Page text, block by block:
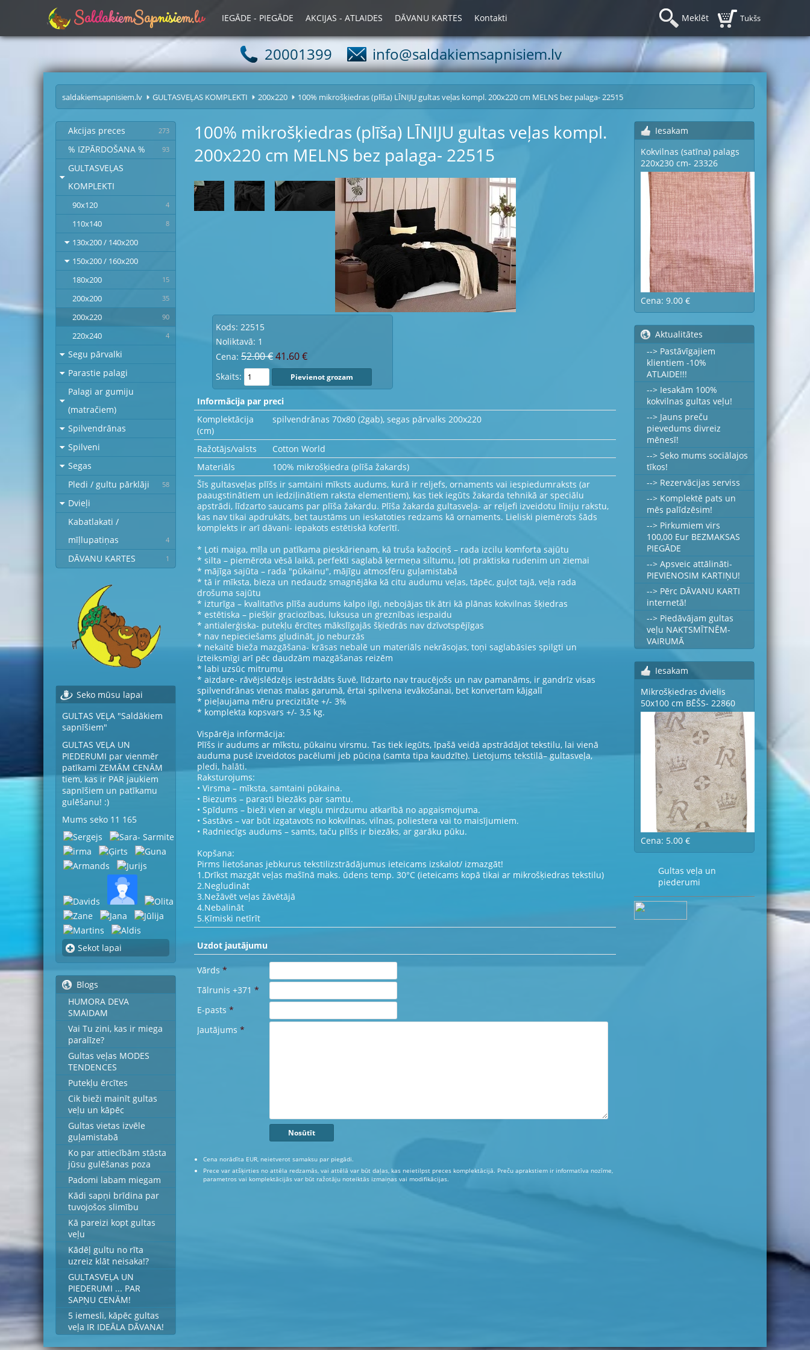
SaldakiemSapnisiem.lv IEGĀDE - PIEGĀDE AKCIJAS - ATLAIDES DĀVANU KARTES Kontakti Tukšs
Meklēt
20001399 info@saldakiemsapnisiem.lv
saldakiemsapnisiem.lv GULTASVEĻAS KOMPLEKTI 200x220 100% mikrošķiedras (plīša) LĪNIJU gultas veļas kompl. 200x220 cm MELNS bez palaga- 22515
Akcijas preces 273
% IZPĀRDOŠANA % 93
GULTASVEĻAS
KOMPLEKTI
90x120 4
110x140 8
130x200 / 140x200
150x200 / 160x200
180x200
15
200x200 35
200x220 90
220x240 4
Segu pārvalki
Parastie palagi
Palagi ar gumiju
(matračiem)
Spilvendrānas
Spilveni
Segas
Pledi / gultu pārklāji
58
Dvieļi
Kabatlakati /
mīļlupatiņas
4
DĀVANU KARTES 1
Seko mūsu lapai
GULTAS VEĻA "Saldākiem
sapnīšiem"
GULTAS VEĻA UN
PIEDERUMI par vienmēr
patīkami ZEMĀM CENĀM
tiem, kas ir PAR jaukiem
sapnīšiem un patīkamu
gulēšanu! :)
Mums seko 11 165
Sekot lapai
Blogs
HUMORA DEVA
SMAIDAM
Vai Tu zini, kas ir miega
paralīze?
Gultas veļas MODES
TENDENCES
Putekļu ērcītes
Cik bieži mainīt gultas
veļu un kāpēc
Gultas vietas izvēle
guļamistabā
Ko par attiecībām stāsta
jūsu gulēšanas poza
Padomi labam miegam
Kādi sapņi brīdina par
tuvojošos slimību
Kā pareizi kopt gultas
veļu
Kādēļ gultu no rīta
uzreiz klāt neisaka!?
GULTASVEĻA UN
PIEDERUMI ... PAR
SAPŅU CENĀM!
5 iemesli, kāpēc gultas
veļa IR IDEĀLA DĀVANA!
100% mikrošķiedras (plīša) LĪNIJU gultas veļas kompl.
200x220 cm MELNS bez palaga- 22515
Kods: 22515
Noliktavā: 1
Cena: 52.00 €41.60 €
Skaits:
Informācija par preci
Komplektācija
(cm)
spilvendrānas 70x80 (2gab), segas pārvalks 200x220
Ražotājs/valsts
Cotton World
Materiāls
100% mikrošķiedra (plīša žakards)
Šīs gultasveļas plīšs ir samtaini mīksts audums, kurā ir reljefs, ornaments vai iespiedumraksts (ar
paaugstinātiem un iedziļinātiem raksta elementiem), kas tiek iegūts žakarda tehnikā ar speciālu
apstrādi, līdzarto saucams par plīša žakardu. Plīša žakarda gultasveļa- ar reljefi izveidotu līniju rakstu,
kas nav tikai apdrukāts, bet taustāms un ieskatoties redzams kā ornaments. Lieliski piemērots šāds
komplekts ir arī dāvani- iepakots estētiskā koferītī.
* Ļoti maiga, mīļa un patīkama pieskārienam, kā truša kažociņš – rada izcilu komforta sajūtu
* silta – piemērota vēsā laikā, perfekti saglabā ķermeņa siltumu, ļoti praktiska rudenim un ziemai
* mājīga sajūta – rada "pūkainu", mājīgu atmosfēru guļamistabā
* tā ir mīksta, bieza un nedaudz smagnējāka kā citu audumu veļas, tāpēc, guļot tajā, veļa rada
drošuma sajūtu
* izturīga – kvalitatīvs plīša audums kalpo ilgi, nebojājas tik ātri kā plānas kokvilnas šķiedras
* estētiska – piešķir graciozības, luksusa un greznības iespaidu
* antialerģiska- putekļu ērcītes mākslīgajās šķiedrās nav dzīvotspējīgas
* nav nepieciešams gludināt, jo neburzās
* nekaitē bieža mazgāšana- krāsas nebalē un materiāls nekrāsojas, toņi saglabāsies spilgti un
izteiksmīgi arī pēc daudzām mazgāšanas reizēm
* labi uzsūc mitrumu
* aizdare- rāvējslēdzējs iestrādāts šuvē, līdzarto nav traucējošs un nav pamanāms, ir gandrīz visas
spilvendrānas vienas malas garumā, ērtai spilvena ievākošanai, bet konvertam kājgalī
* pieļaujama mēru precizitāte +/- 3%
* komplekta kopsvars +/- 3,5 kg.
Vispārēja informācija:
Plīšs ir audums ar mīkstu, pūkainu virsmu. Tas tiek iegūts, īpašā veidā apstrādājot tekstilu, lai vienā
auduma pusē izveidotos pacēlumi jeb pūciņa (samta tipa kaudzīte). Lietojums tekstilā– gultasveļa,
pledi, halāti.
Raksturojums:
• Virsma – mīksta, samtaini pūkaina.
• Biezums – parasti biezāks par samtu.
• Spīdums – bieži vien ar vieglu mirdzumu atkarībā no apgaismojuma.
• Sastāvs – var būt izgatavots no kokvilnas, vilnas, poliestera vai to maisījumiem.
• Radniecīgs audums – samts, taču plīšs ir biezāks, ar garāku pūku.
Kopšana:
Pirms lietošanas jebkurus tekstilizstrādājumus ieteicams izskalot/ izmazgāt!
1.Drīkst mazgāt veļas mašīnā maks. ūdens temp. 30°C (ieteicams kopā tikai ar mikrošķiedras tekstilu)
2.Negludināt
3.Nežāvēt veļas žāvētājā
4.Nebalināt
5.Ķīmiski netīrīt
Uzdot jautājumu
Vārds *
Tālrunis +371 *
E-pasts *
Jautājums *
Cena norādīta EUR, neietverot samaksu par piegādi.
Prece var atšķirties no attēla redzamās, vai attēlā var būt daļas, kas neietilpst preces komplektācijā. Preču aprakstiem ir informatīva nozīme,
parametros vai komplektācijās var būt ražotāju noteiktās izmaiņas vai modifikācijas.
Iesakam
Kokvilnas (satīna) palags
220x230 cm- 23326
Cena: 9.00 €
Aktualitātes
--> Pastāvīgajiem
klientiem -10%
ATLAIDE!!!
--> Iesakām 100%
kokvilnas gultas veļu!
--> Jauns preču
pievedums divreiz
mēnesī!
--> Seko mums sociālajos
tīkos!
--> Rezervācijas serviss
--> Komplektē pats un
mēs palīdzēsim!
--> Pirkumiem virs
100,00 Eur BEZMAKSAS
PIEGĀDE
--> Apsveic attālināti-
PIEVIENOSIM KARTIŅU!
--> Pērc DĀVANU KARTI
internetā!
--> Piedāvājam gultas
veļu NAKTSMĪTNĒM-
VAIRUMĀ
Iesakam
Mikrošķiedras dvielis
50x100 cm BĒŠS- 22860
Cena: 5.00 €
Gultas veļa un
piederumi